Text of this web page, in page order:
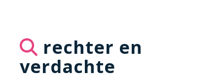
rechter en
verdachte